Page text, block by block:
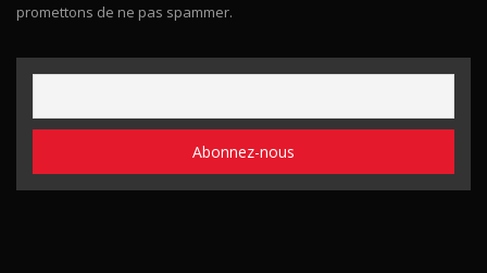
promettons de ne pas spammer.